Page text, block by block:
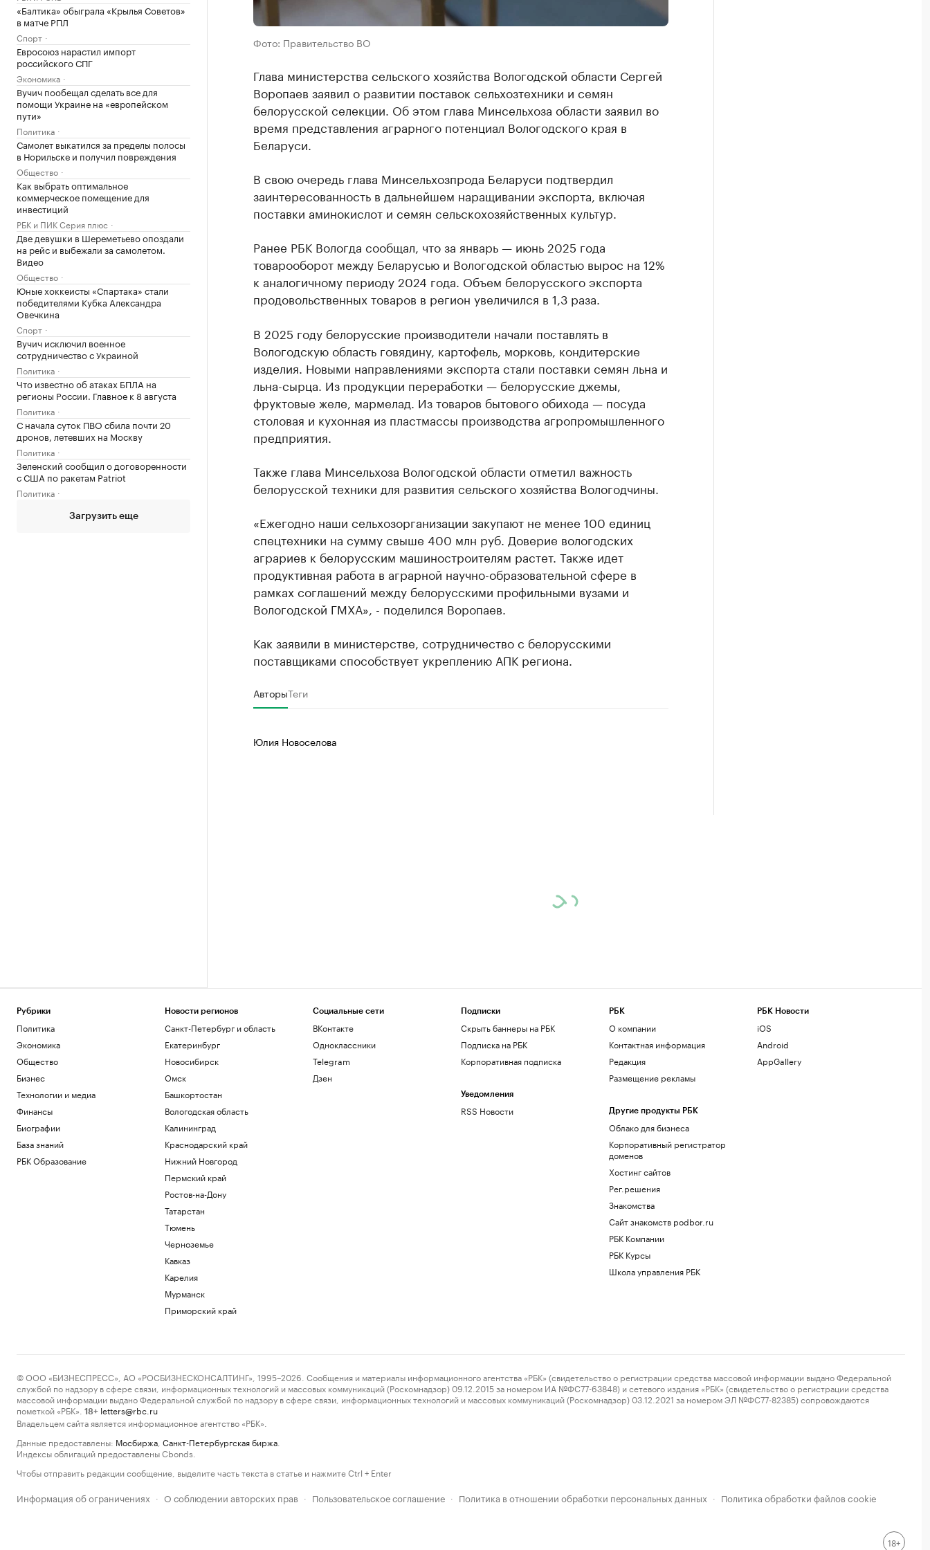
«Балтика» обыграла «Крылья Советов»
в матче РПЛ
Спорт
Евросоюз нарастил импорт
российского СПГ
Экономика
Вучич пообещал сделать все для
помощи Украине на «европейском
пути»
Политика
Самолет выкатился за пределы полосы
в Норильске и получил повреждения
Общество
Как выбрать оптимальное
коммерческое помещение для
инвестиций
РБК и ПИК Серия плюс
Две девушки в Шереметьево опоздали
на рейс и выбежали за самолетом.
Видео
Общество
Юные хоккеисты «Спартака» стали
победителями Кубка Александра
Овечкина
Спорт
Вучич исключил военное
сотрудничество с Украиной
Политика
Что известно об атаках БПЛА на
регионы России. Главное к 8 августа
Политика
С начала суток ПВО сбила почти 20
дронов, летевших на Москву
Политика
Зеленский сообщил о договоренности
с США по ракетам Patriot
Политика
Загрузить еще
Фото: Правительство ВО
Глава министерства сельского хозяйства Вологодской области Сергей
Воропаев заявил о развитии поставок сельхозтехники и семян
белорусской селекции. Об этом глава Минсельхоза области заявил во
время представления аграрного потенциал Вологодского края в
Беларуси.
В свою очередь глава Минсельхозпрода Беларуси подтвердил
заинтересованность в дальнейшем наращивании экспорта, включая
поставки аминокислот и семян сельскохозяйственных культур.
Ранее РБК Вологда сообщал, что за январь — июнь 2025 года
товарооборот между Беларусью и Вологодской областью вырос на 12%
к аналогичному периоду 2024 года. Объем белорусского экспорта
продовольственных товаров в регион увеличился в 1,3 раза.
В 2025 году белорусские производители начали поставлять в
Вологодскую область говядину, картофель, морковь, кондитерские
изделия. Новыми направлениями экспорта стали поставки семян льна и
льна-сырца. Из продукции переработки — белорусские джемы,
фруктовые желе, мармелад. Из товаров бытового обихода — посуда
столовая и кухонная из пластмассы производства агропромышленного
предприятия.
Также глава Минсельхоза Вологодской области отметил важность
белорусской техники для развития сельского хозяйства Вологодчины.
«Ежегодно наши сельхозорганизации закупают не менее 100 единиц
спецтехники на сумму свыше 400 млн руб. Доверие вологодских
аграриев к белорусским машиностроителям растет. Также идет
продуктивная работа в аграрной научно-образовательной сфере в
рамках соглашений между белорусскими профильными вузами и
Вологодской ГМХА», - поделился Воропаев.
Как заявили в министерстве, сотрудничество с белорусскими
поставщиками способствует укреплению АПК региона.
АвторыТеги
Юлия Новоселова
Рубрики
Политика
Экономика
Общество
Бизнес
Технологии и медиа
Финансы
Биографии
База знаний
РБК Образование
Новости регионов
Санкт-Петербург и область
Екатеринбург
Новосибирск
Омск
Башкортостан
Вологодская область
Калининград
Краснодарский край
Нижний Новгород
Пермский край
Ростов-на-Дону
Татарстан
Тюмень
Черноземье
Кавказ
Карелия
Мурманск
Приморский край
Социальные сети
ВКонтакте
Одноклассники
Telegram
Дзен
Подписки
Скрыть баннеры на РБК
Подписка на РБК
Корпоративная подписка
Уведомления
RSS Новости
РБК
О компании
Контактная информация
Редакция
Размещение рекламы
Другие продукты РБК
Облако для бизнеса
Корпоративный регистратор
доменов
Хостинг сайтов
Рег.решения
Знакомства
Сайт знакомств podbor.ru
РБК Компании
РБК Курсы
Школа управления РБК
РБК Новости
iOS
Android
AppGallery
© ООО «БИЗНЕСПРЕСС», АО «РОСБИЗНЕСКОНСАЛТИНГ», 1995–2026. Сообщения и материалы информационного агентства «РБК» (свидетельство о регистрации средства массовой информации выдано Федеральной
службой по надзору в сфере связи, информационных технологий и массовых коммуникаций (Роскомнадзор) 09.12.2015 за номером ИА №ФС77-63848) и сетевого издания «РБК» (свидетельство о регистрации средства
массовой информации выдано Федеральной службой по надзору в сфере связи, информационных технологий и массовых коммуникаций (Роскомнадзор) 03.12.2021 за номером ЭЛ №ФС77-82385) сопровождаются
пометкой «РБК».
18+ letters@rbc.ru
Владельцем сайта является информационное агентство «РБК».
Данные предоставлены: Мосбиржа Санкт-Петербургская биржа
Индексы облигаций предоставлены Cbonds.
Чтобы отправить редакции сообщение, выделите часть текста в статье и нажмите Ctrl + Enter
Информация об ограничениях · О соблюдении авторских прав · Пользовательское соглашение · Политика в отношении обработки персональных данных · Политика обработки файлов cookie
18+